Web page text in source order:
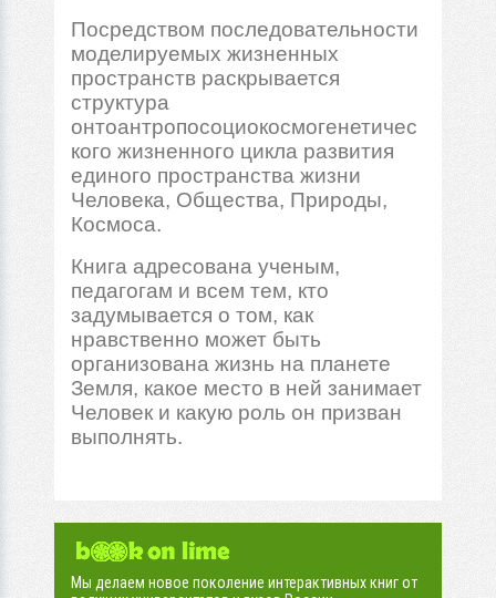
Посредством последовательности
моделируемых жизненных
пространств раскрывается
структура
онтоантропосоциокосмогенетичес
кого жизненного цикла развития
единого пространства жизни
Человека, Общества, Природы,
Космоса.
Книга адресована ученым,
педагогам и всем тем, кто
задумывается о том, как
нравственно может быть
организована жизнь на планете
Земля, какое место в ней занимает
Человек и какую роль он призван
выполнять.
Мы делаем новое поколение интерактивных книг от